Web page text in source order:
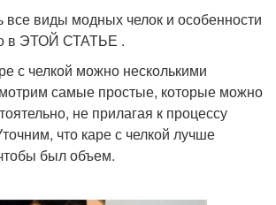
все виды модных челок и особенности
в ЭТОЙ СТАТЬЕ .
с челкой можно несколькими
самые простые, которые можно
не прилагая к процессу
что каре с челкой лучше
был объем.